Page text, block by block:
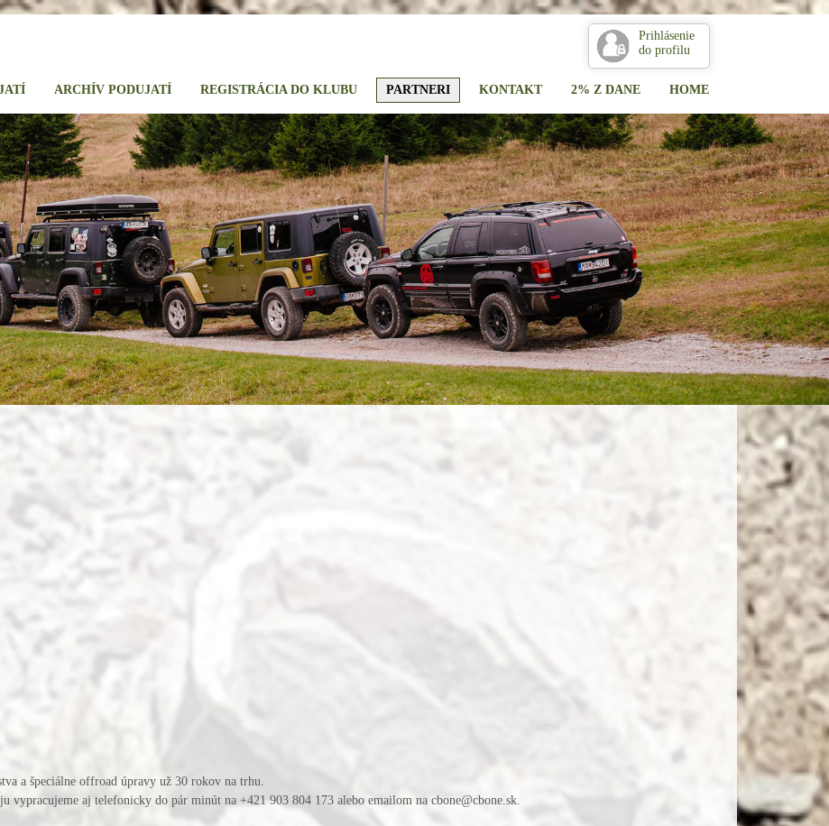
ARCHÍV PODUJATÍ REGISTRÁCIA DO KLUBU PARTNERI KONTAKT 2% Z DANE HOME
Prihlásenie
do profilu
a špeciálne offroad úpravy už 30 rokov na trhu.
vypracujeme aj telefonicky do pár minút na +421 903 804 173 alebo emailom na cbone@cbone.sk.